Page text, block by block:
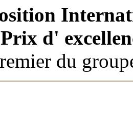
d'
du